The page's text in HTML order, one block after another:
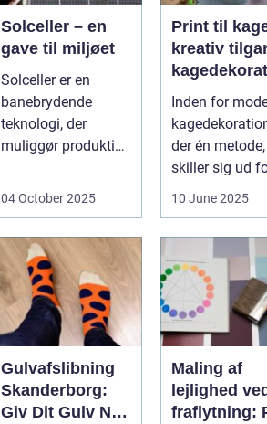
Solceller – en
gave til miljøet
Solceller er en
banebrydende
teknologi, der
muliggør produktion
udnytt...
04 October 2025
Print til
kreativ
Inden for
der én
skiller sig ud
evne til at bri...
10 June 2025
Gulvafslibning
Skanderborg:
Giv Dit Gulv Nyt
Maling af
lejlighed ved
fraflytning: